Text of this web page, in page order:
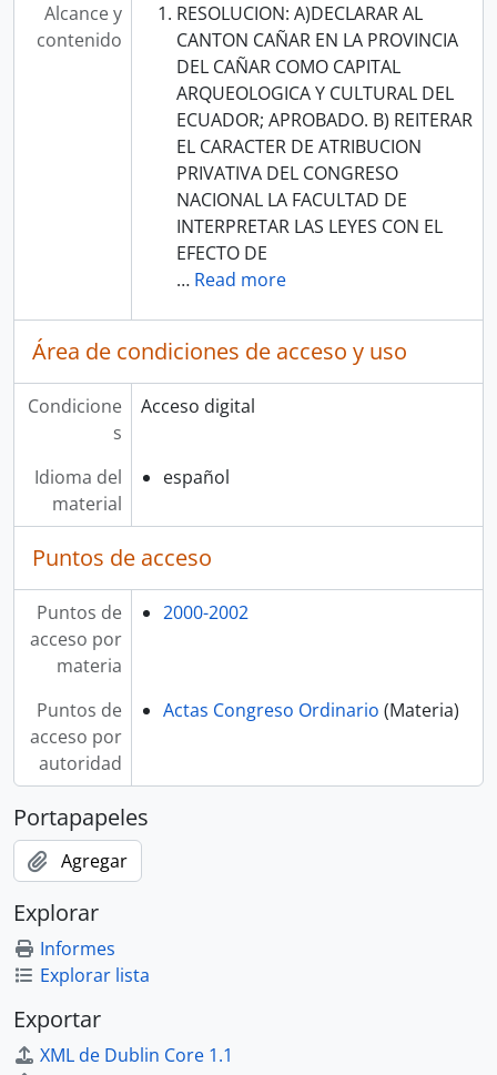
Alcance y
contenido
RESOLUCION: A)DECLARAR AL
CANTON CAÑAR EN LA PROVINCIA
DEL CAÑAR COMO CAPITAL
ARQUEOLOGICA Y CULTURAL DEL
ECUADOR; APROBADO. B) REITERAR
EL CARACTER DE ATRIBUCION
PRIVATIVA DEL CONGRESO
NACIONAL LA FACULTAD DE
INTERPRETAR LAS LEYES CON EL
EFECTO DE
… Read more
Área de condiciones de acceso y uso
Condicione
s
Acceso digital
Idioma del
material
español
Puntos de acceso
Puntos de
acceso por
materia
2000-2002
Puntos de
acceso por
autoridad
Actas Congreso Ordinario (Materia)
Portapapeles
Agregar
Explorar
Informes
Explorar lista
Exportar
XML de Dublin Core 1.1